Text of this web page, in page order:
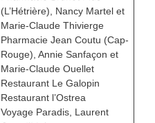
(L’Hétrière), Nancy Martel et
Marie-Claude Thivierge
Pharmacie Jean Coutu (Cap-
Rouge), Annie Sanfaçon et
Marie-Claude Ouellet
Restaurant Le Galopin
Restaurant l’Ostrea
Voyage Paradis, Laurent